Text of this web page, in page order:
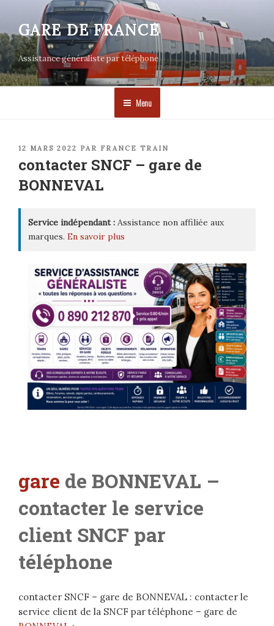
contenu
principal
GARE DE FRANCE
Assistance généraliste par téléphone
Menu
PUBLIÉ
12 MARS 2022 PAR FRANCE TRAIN
contacter SNCF – gare de
BONNEVAL
Service indépendant : Assistance non affiliée aux
marques. En savoir plus
gare de BONNEVAL –
contacter le service
client SNCF par
téléphone
contacter SNCF – gare de BONNEVAL : contacter le
service client de la SNCF par téléphone – gare de